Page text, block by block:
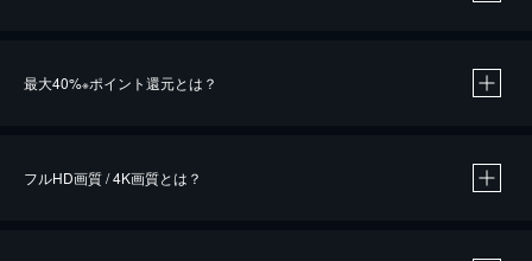
最大40%※ポイント還元とは？
フルHD画質 / 4K画質とは？